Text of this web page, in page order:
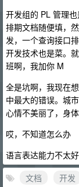
开发组的 PL 管理
排期文档随便填，
发，一个查询接口
开发技术也是菜。
班啊，我加你 M
全是坑啊，我现在
中最大的错误。城
心情不美丽了，身体
哎，不知道怎么办
语言表达能力不太好
文档
开发